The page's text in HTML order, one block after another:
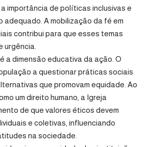
importância de políticas inclusivas e
adequado. A mobilização da fé em
contribui para que esses temas
urgência.
a dimensão educativa da ação. O
a questionar práticas sociais
que promovam equidade. Ao
um direito humano, a Igreja
de que valores éticos devem
e coletivas, influenciando
na sociedade.